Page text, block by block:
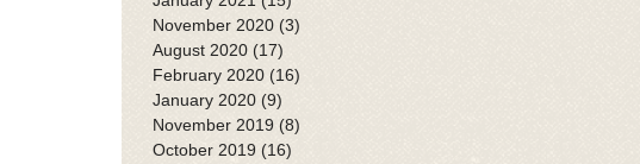
November 2020 (3)
August 2020 (17)
February 2020 (16)
January 2020 (9)
November 2019 (8)
October 2019 (16)